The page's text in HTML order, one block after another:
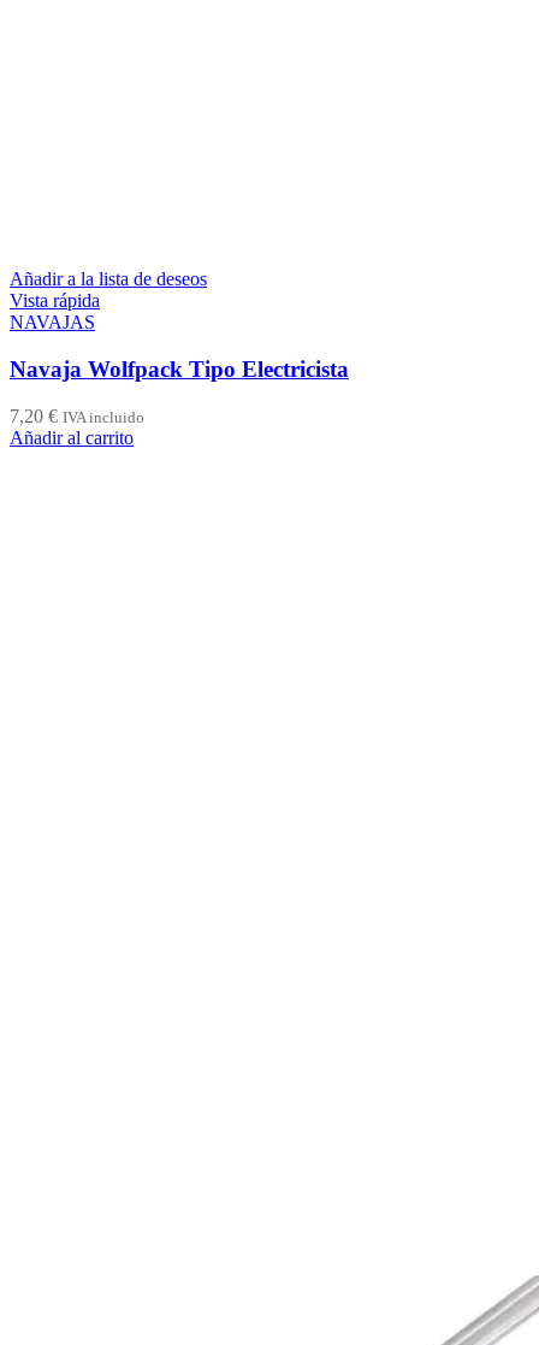
Añadir a la lista de deseos
Vista rápida
NAVAJAS
Navaja Wolfpack Tipo Electricista
7,20 € IVA incluido
Añadir al carrito